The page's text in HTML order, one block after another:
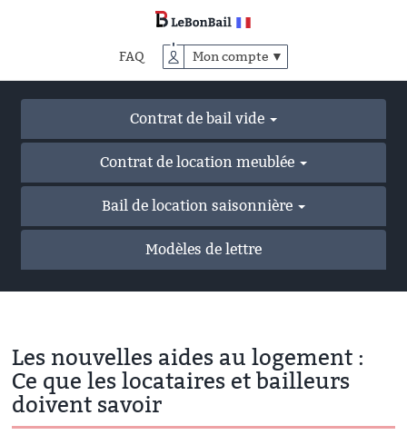
FAQ Mon compte ▼
Contrat de bail vide
Contrat de location meublée
Bail de location saisonnière
Modèles de lettre
Les nouvelles aides au logement :
Ce que les locataires et bailleurs
doivent savoir